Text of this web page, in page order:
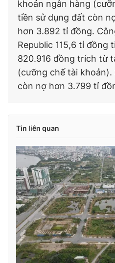
khoản ngân hàng
tiền sử dụng đất còn
hơn 3.892 tỉ đồng.
Republic 115,6 tỉ đồng
820.916 đồng trích từ
(cưỡng chế tài
còn nợ hơn 3.799 tỉ
Tin liên quan